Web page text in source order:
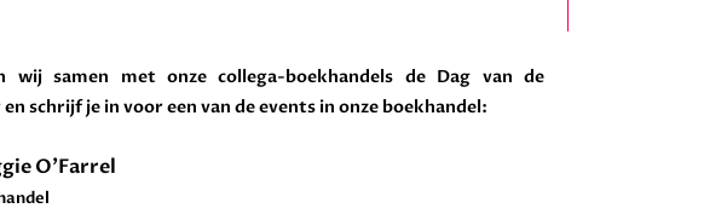
wij samen met onze collega-boekhandels de Dag van de
schrijf je in voor een van de events in onze boekhandel:
O'Farrel